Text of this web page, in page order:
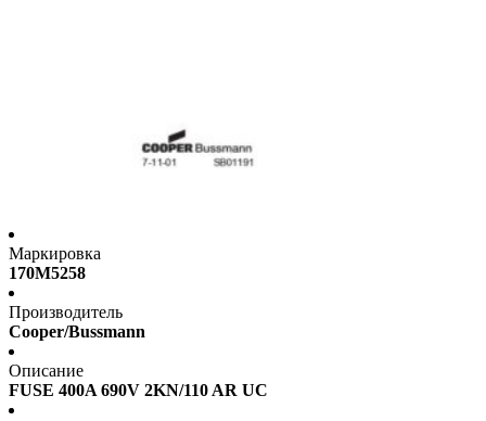
Маркировка
170M5258
Производитель
Cooper/Bussmann
Описание
FUSE 400A 690V 2KN/110 AR UC